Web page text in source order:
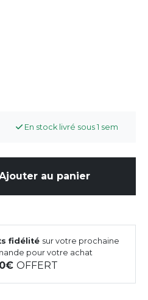
En stock livré sous 1 sem
au panier
fidélité sur votre prochaine
pour votre achat
OFFERT